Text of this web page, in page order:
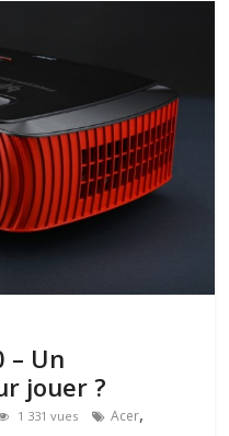
– Un
jouer ?
1 331 vues Acer,